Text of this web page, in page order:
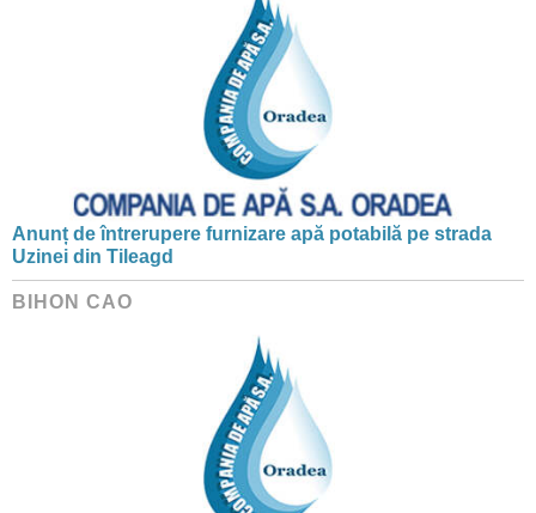
Anunț de întrerupere furnizare apă potabilă pe strada
Uzinei din Tileagd
BIHON CAO